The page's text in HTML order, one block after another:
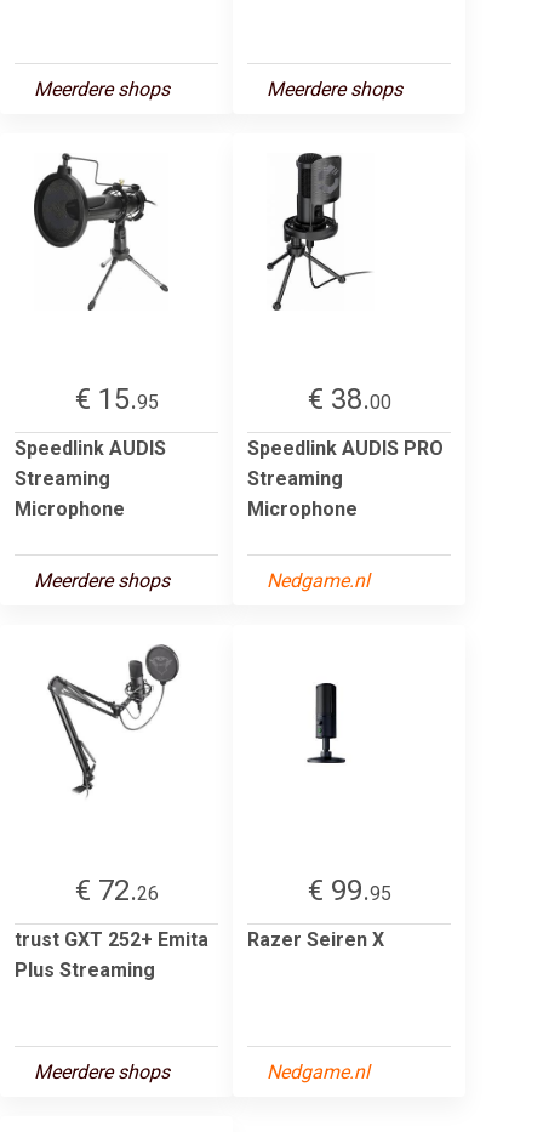
Meerdere shops Meerdere shops
€ 15.95
Speedlink AUDIS
Streaming
Microphone
Meerdere shops
€ 38.00
Speedlink AUDIS PRO
Streaming
Microphone
Nedgame.nl
€ 72.26
trust GXT 252+ Emita
Plus Streaming
Meerdere shops
€ 99.95
Razer Seiren X
Nedgame.nl